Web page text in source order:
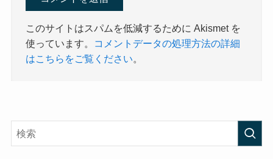
このサイトはスパムを低減するために Akismet を
使っています。
コメントデータの処理方法の詳細
はこちらをご覧ください。